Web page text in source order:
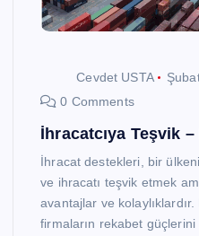
Cevdet USTA
0 Comments
İhracatcıya Teşvik
İhracat destekleri, bir
ve ihracatı teşvik etmek
avantajlar ve
firmaların rekabet güçlerini